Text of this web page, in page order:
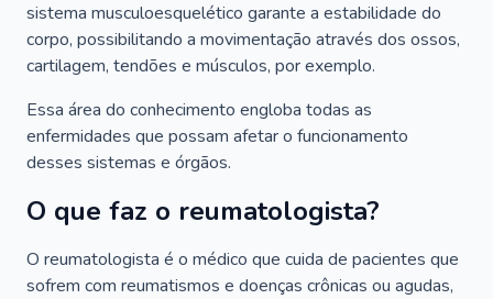
sistema musculoesquelético garante a estabilidade do
corpo, possibilitando a movimentação através dos ossos,
cartilagem, tendões e músculos, por exemplo.
Essa área do conhecimento engloba todas as
enfermidades que possam afetar o funcionamento
desses sistemas e órgãos.
O que faz o reumatologista?
O reumatologista é o médico que cuida de pacientes que
sofrem com reumatismos e doenças crônicas ou agudas,